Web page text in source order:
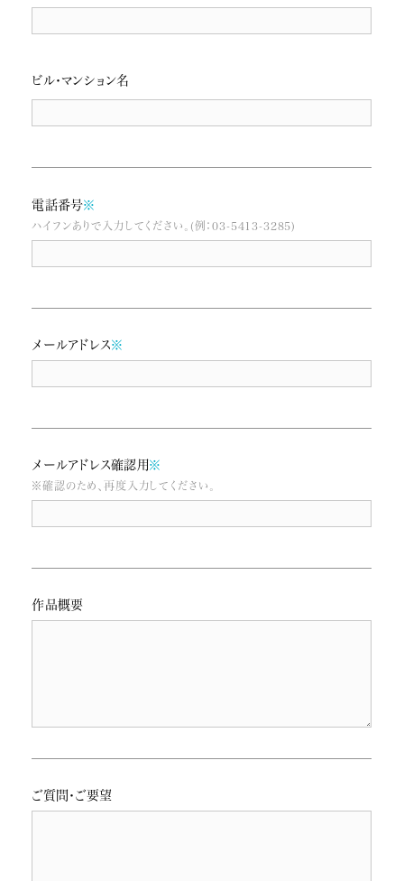
ビル・マンション名
電話番号※
ハイフンありで入力してください。(例：03-5413-3285)
メールアドレス※
メールアドレス確認用※
※確認のため、再度入力してください。
作品概要
ご質問・ご要望